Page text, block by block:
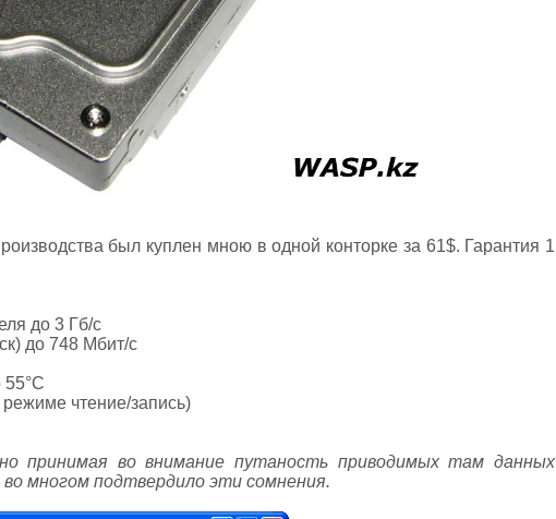
был куплен мною в одной конторке за 61$. Гарантия 1
до 3 Гб/с
до 748 Мбит/с
чтение/запись)
принимая во внимание путаность приводимых там данных
многом подтвердило эти сомнения.